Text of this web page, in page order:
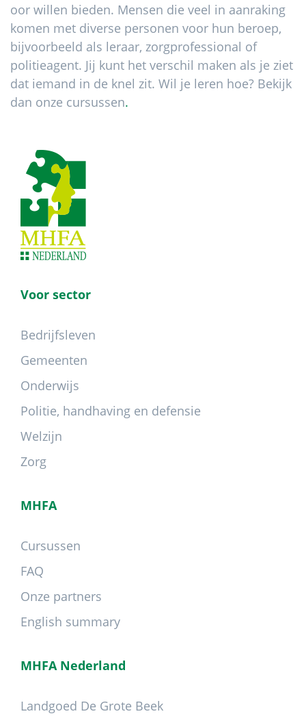
oor willen bieden. Mensen die veel in aanraking
komen met diverse personen voor hun beroep,
bijvoorbeeld als leraar, zorgprofessional of
politieagent. Jij kunt het verschil maken als je ziet
dat iemand in de knel zit. Wil je leren hoe? Bekijk
dan onze cursussen.
Footer
Voor sector
Bedrijfsleven
Gemeenten
Onderwijs
Politie, handhaving en defensie
Welzijn
Zorg
MHFA
Cursussen
FAQ
Onze partners
English summary
MHFA Nederland
Landgoed De Grote Beek